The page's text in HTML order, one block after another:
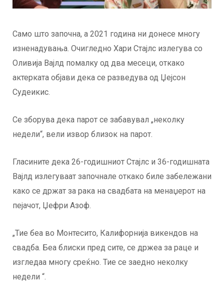
Само што започна, а 2021 година ни донесе многу
изненадувања. Очигледно Хари Стајлс излегува со
Оливија Вајлд помалку од два месеци, откако
актерката објави дека се разведува од Џејсон
Судеикис.
Се зборува дека парот се забавувал „неколку
недели“, вели извор близок на парот.
Гласините дека 26-годишниот Стајлс и 36-годишната
Вајлд излегуваат започнале откако биле забележани
како се држат за рака на свадбата на менаџерот на
пејачот, Џефри Азоф.
„Тие беа во Монтесито, Калифорнија викендов на
свадба. Беа блиски пред сите, се држеа за раце и
изгледаа многу среќно. Тие се заедно неколку
недели “.